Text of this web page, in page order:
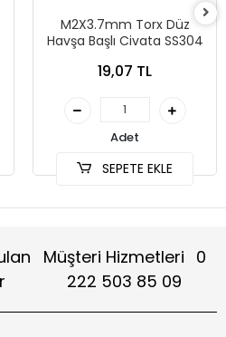
M2X3.7mm Torx Düz
Havşa Başlı Civata SS304
19,07 TL
Adet
SEPETE EKLE
Müşteri Hizmetleri 0
222 503 85 09